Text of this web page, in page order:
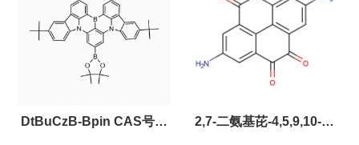
DtBuCzB-Bpin CAS号： 2,7-二氨基芘-4,5,9,10-四